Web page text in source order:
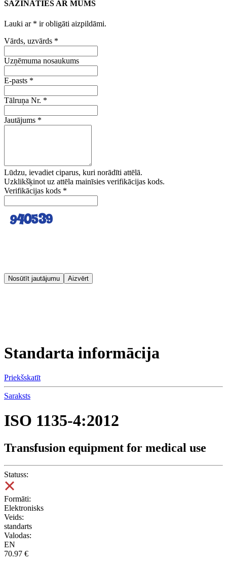
SAZINĀTIES AR MUMS
Lauki ar * ir obligāti aizpildāmi.
Vārds, uzvārds *
Uzņēmuma nosaukums
E-pasts *
Tālruņa Nr. *
Jautājums *
Lūdzu, ievadiet ciparus, kuri norādīti attēlā.
Uzklikšķinot uz attēla mainīsies verifikācijas kods.
Verifikācijas kods *
Nosūtīt jautājumu Aizvērt
Standarta informācija
Priekšskatīt
Saraksts
ISO 1135-4:2012
Transfusion equipment for medical use
Statuss:
Formāti:
Elektronisks
Veids:
standarts
Valodas:
EN
70.97 €